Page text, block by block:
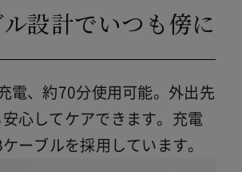
設計でいつも傍に
電、約70分使用可能。外出先
心してケアできます。充電
ーブルを採用しています。